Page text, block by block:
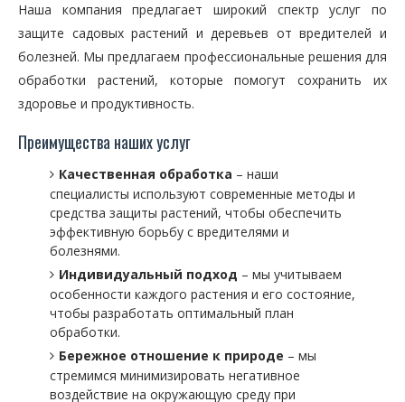
Наша компания предлагает широкий спектр услуг по
защите садовых растений и деревьев от вредителей и
болезней. Мы предлагаем профессиональные решения для
обработки растений, которые помогут сохранить их
здоровье и продуктивность.
Преимущества наших услуг
Качественная обработка – наши
специалисты используют современные методы и
средства защиты растений, чтобы обеспечить
эффективную борьбу с вредителями и
болезнями.
Индивидуальный подход – мы учитываем
особенности каждого растения и его состояние,
чтобы разработать оптимальный план
обработки.
Бережное отношение к природе – мы
стремимся минимизировать негативное
воздействие на окружающую среду при